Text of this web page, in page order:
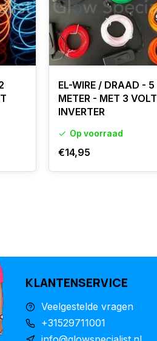
EL-WIRE / DRAAD - 5
METER - MET 3 VOLT
INVERTER
Op voorraad
€14,95
KLANTENSERVICE
Veelgestelde vragen
+31529711001